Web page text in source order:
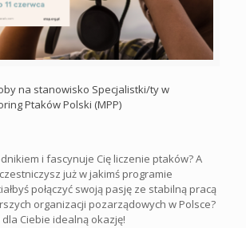
na stanowisko Specjalistki/ty w
Ptaków Polski (MPP)
i fascynuje Cię liczenie ptaków? A
już w jakimś programie
połączyć swoją pasję ze stabilną pracą
organizacji pozarządowych w Polsce?
dla Ciebie idealną okazję!